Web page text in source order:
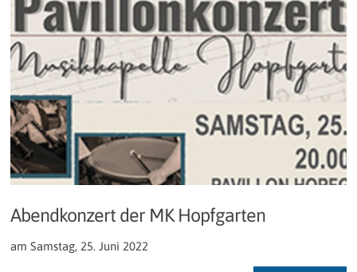
Abendkonzert der MK Hopfgarten
am Samstag, 25. Juni 2022